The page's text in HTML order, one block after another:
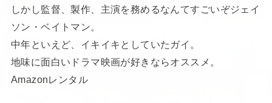
しかし監督、製作、主演を務めるなんてすごいぞジェイ
ソン・ベイトマン。
中年といえど、イキイキとしていたガイ。
地味に面白いドラマ映画が好きならオススメ。
Amazonレンタル